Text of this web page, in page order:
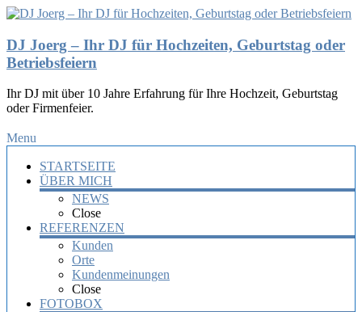
DJ Joerg – Ihr DJ für Hochzeiten, Geburtstag oder
Betriebsfeiern
Ihr DJ mit über 10 Jahre Erfahrung für Ihre Hochzeit, Geburtstag
oder Firmenfeier.
Menu
STARTSEITE
ÜBER MICH
NEWS
Close
REFERENZEN
Kunden
Orte
Kundenmeinungen
Close
FOTOBOX